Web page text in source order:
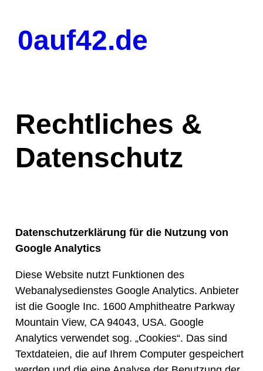
Inhalt
springen
0auf42.de
Rechtliches &
Datenschutz
Datenschutzerklärung für die Nutzung von
Google Analytics
Diese Website nutzt Funktionen des
Webanalysedienstes Google Analytics. Anbieter
ist die Google Inc. 1600 Amphitheatre Parkway
Mountain View, CA 94043, USA. Google
Analytics verwendet sog. „Cookies“. Das sind
Textdateien, die auf Ihrem Computer gespeichert